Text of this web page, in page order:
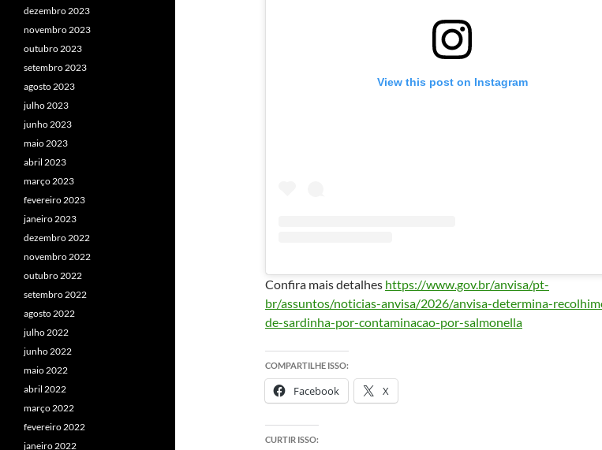
View this post on Instagram
Confira mais detalhes https://www.gov.br/anvisa/pt-
br/assuntos/noticias-anvisa/2026/anvisa-determina-
de-sardinha-por-contaminacao-por-salmonella
COMPARTILHE ISSO:
Facebook X
CURTIR ISSO:
dezembro 2023
novembro 2023
outubro 2023
setembro 2023
agosto 2023
julho 2023
junho 2023
maio 2023
abril 2023
março 2023
fevereiro 2023
janeiro 2023
dezembro 2022
novembro 2022
outubro 2022
setembro 2022
agosto 2022
julho 2022
junho 2022
maio 2022
abril 2022
março 2022
fevereiro 2022
janeiro 2022